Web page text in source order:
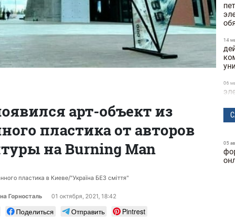
арт-объект из
пластика от авторов
на Burning Man
пластика в Киеве/"Україна БЕЗ сміття"
Горносталь 01 октября, 2021, 18:42
Поделиться Отправить
Pintrest
14
06
21
25
05